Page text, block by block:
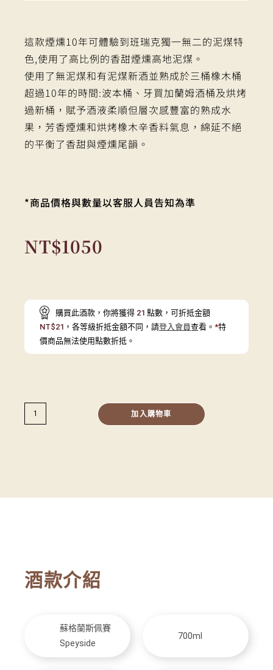
這款煙燻10年可體驗到班瑞克獨一無二的泥煤特
色,使用了高比例的香甜煙燻高地泥煤。
使用了無泥煤和有泥煤新酒並熟成於三桶橡木桶
超過10年的時間:波本桶、牙買加蘭姆酒桶及烘烤
過新桶，賦予酒液柔順但層次感豐富的熟成水
果，芳香煙燻和烘烤橡木辛香料氣息，綿延不絕
的平衡了香甜與煙燻尾韻。
*商品價格與數量以客服人員告知為準
NT$1050
購買此酒款，你將獲得 21 點數，可折抵金額
NT$21 ，各等級折抵金額不同，請登入會員查看。 *特
價商品無法使用點數折抵。
加入購物車
酒款介紹
蘇格蘭斯佩賽
Speyside
700ml